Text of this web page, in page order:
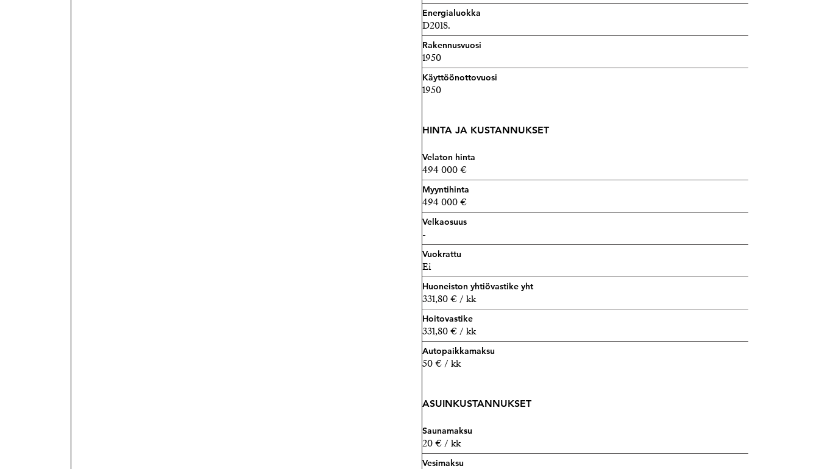
Energialuokka
D2018.
Rakennusvuosi
1950
Käyttöönottovuosi
1950
HINTA JA KUSTANNUKSET
Velaton hinta
494 000 €
Myyntihinta
494 000 €
Velkaosuus
-
Vuokrattu
Ei
Huoneiston yhtiövastike yht
331,80 € / kk
Hoitovastike
331,80 € / kk
Autopaikkamaksu
50 € / kk
ASUINKUSTANNUKSET
Saunamaksu
20 € / kk
Vesimaksu